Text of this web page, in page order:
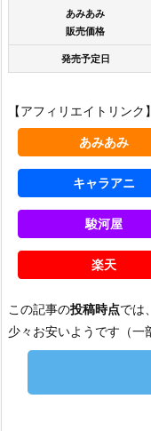
あみあみ
販売価格
発売予定日
【アフィリエイトリン
あみあみ
キャラアニ
駿河屋
楽天
この記事の投稿時点では
少々お安いようです（一